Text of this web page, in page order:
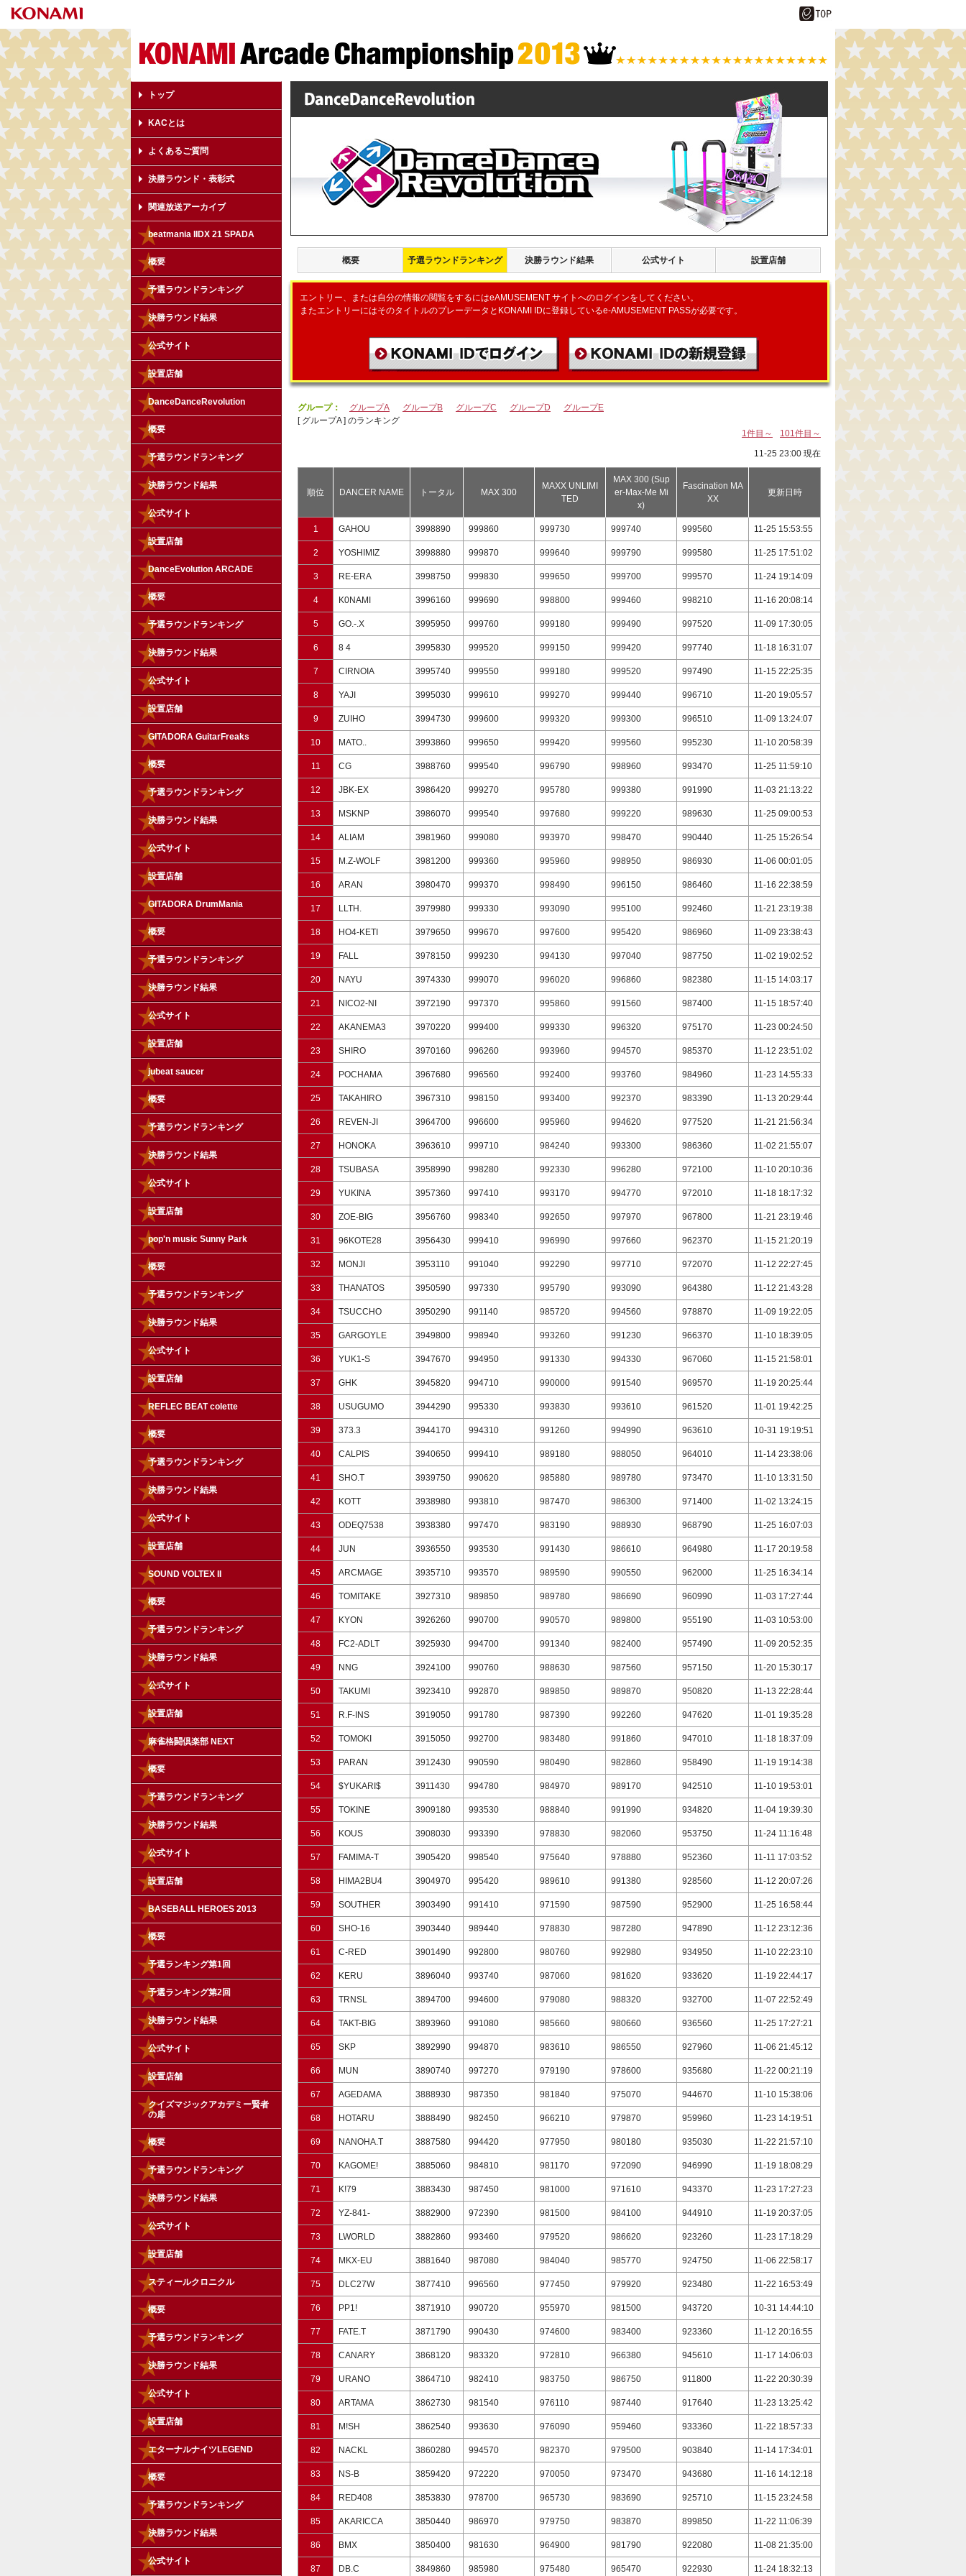
概要 予選ラウンドランキング 決勝ラウンド結果 公式サイト 設置店舗
エントリー、または自分の情報の閲覧をするにはeAMUSEMENT サイトへのログインをしてください。
またエントリーにはそのタイトルのプレーデータとKONAMI IDに登録しているe-AMUSEMENT PASSが必要です。
グループ： グループA グループB グループC グループD
グループE
[ グループA ] のランキング
1件目～
101件目～
11-25 23:00 現在
順位 DANCER NAME トータル MAX 300
MAXX UNLIMI
TED
MAX 300 (Sup
er-Max-Me Mi
x)
Fascination MA
XX
更新日時
1 GAHOU 3998890 999860 999730 999740 999560 11-25 15:53:55
2 YOSHIMIZ 3998880 999870 999640 999790 999580 11-25 17:51:02
3 RE-ERA 3998750 999830 999650 999700 999570 11-24 19:14:09
4 K0NAMI 3996160 999690 998800 999460 998210 11-16 20:08:14
5 GO.-.X 3995950 999760 999180 999490 997520 11-09 17:30:05
6 8 4 3995830 999520 999150 999420 997740 11-18 16:31:07
7 CIRNOIA 3995740 999550 999180 999520 997490 11-15 22:25:35
8 YAJI 3995030 999610 999270 999440 996710 11-20 19:05:57
9 ZUIHO 3994730 999600 999320 999300 996510 11-09 13:24:07
10 MATO.. 3993860 999650 999420 999560 995230 11-10 20:58:39
11 CG 3988760 999540 996790 998960 993470 11-25 11:59:10
12 JBK-EX 3986420 999270 995780 999380 991990 11-03 21:13:22
13 MSKNP 3986070 999540 997680 999220 989630 11-25 09:00:53
14 ALIAM 3981960 999080 993970 998470 990440 11-25 15:26:54
15 M.Z-WOLF 3981200 999360 995960 998950 986930 11-06 00:01:05
16 ARAN 3980470 999370 998490 996150 986460 11-16 22:38:59
17 LLTH. 3979980 999330 993090 995100 992460 11-21 23:19:38
18 HO4-KETI 3979650 999670 997600 995420 986960 11-09 23:38:43
19 FALL 3978150 999230 994130 997040 987750 11-02 19:02:52
20 NAYU 3974330 999070 996020 996860 982380 11-15 14:03:17
21 NICO2-NI 3972190 997370 995860 991560 987400 11-15 18:57:40
22 AKANEMA3 3970220 999400 999330 996320 975170 11-23 00:24:50
23 SHIRO 3970160 996260 993960 994570 985370 11-12 23:51:02
24 POCHAMA 3967680 996560 992400 993760 984960 11-23 14:55:33
25 TAKAHIRO 3967310 998150 993400 992370 983390 11-13 20:29:44
26 REVEN-JI 3964700 996600 995960 994620 977520 11-21 21:56:34
27 HONOKA 3963610 999710 984240 993300 986360 11-02 21:55:07
28 TSUBASA 3958990 998280 992330 996280 972100 11-10 20:10:36
29 YUKINA 3957360 997410 993170 994770 972010 11-18 18:17:32
30 ZOE-BIG 3956760 998340 992650 997970 967800 11-21 23:19:46
31 96KOTE28 3956430 999410 996990 997660 962370 11-15 21:20:19
32 MONJI 3953110 991040 992290 997710 972070 11-12 22:27:45
33 THANATOS 3950590 997330 995790 993090 964380 11-12 21:43:28
34 TSUCCHO 3950290 991140 985720 994560 978870 11-09 19:22:05
35 GARGOYLE 3949800 998940 993260 991230 966370 11-10 18:39:05
36 YUK1-S 3947670 994950 991330 994330 967060 11-15 21:58:01
37 GHK 3945820 994710 990000 991540 969570 11-19 20:25:44
38 USUGUMO 3944290 995330 993830 993610 961520 11-01 19:42:25
39 373.3 3944170 994310 991260 994990 963610 10-31 19:19:51
40 CALPIS 3940650 999410 989180 988050 964010 11-14 23:38:06
41 SHO.T 3939750 990620 985880 989780 973470 11-10 13:31:50
42 KOTT 3938980 993810 987470 986300 971400 11-02 13:24:15
43 ODEQ7538 3938380 997470 983190 988930 968790 11-25 16:07:03
44 JUN 3936550 993530 991430 986610 964980 11-17 20:19:58
45 ARCMAGE 3935710 993570 989590 990550 962000 11-25 16:34:14
46 TOMITAKE 3927310 989850 989780 986690 960990 11-03 17:27:44
47 KYON 3926260 990700 990570 989800 955190 11-03 10:53:00
48 FC2-ADLT 3925930 994700 991340 982400 957490 11-09 20:52:35
49 NNG 3924100 990760 988630 987560 957150 11-20 15:30:17
50 TAKUMI 3923410 992870 989850 989870 950820 11-13 22:28:44
51 R.F-INS 3919050 991780 987390 992260 947620 11-01 19:35:28
52 TOMOKI 3915050 992700 983480 991860 947010 11-18 18:37:09
53 PARAN 3912430 990590 980490 982860 958490 11-19 19:14:38
54 $YUKARI$ 3911430 994780 984970 989170 942510 11-10 19:53:01
55 TOKINE 3909180 993530 988840 991990 934820 11-04 19:39:30
56 KOUS 3908030 993390 978830 982060 953750 11-24 11:16:48
57 FAMIMA-T 3905420 998540 975640 978880 952360 11-11 17:03:52
58 HIMA2BU4 3904970 995420 989610 991380 928560 11-12 20:07:26
59 SOUTHER 3903490 991410 971590 987590 952900 11-25 16:58:44
60 SHO-16 3903440 989440 978830 987280 947890 11-12 23:12:36
61 C-RED 3901490 992800 980760 992980 934950 11-10 22:23:10
62 KERU 3896040 993740 987060 981620 933620 11-19 22:44:17
63 TRNSL 3894700 994600 979080 988320 932700 11-07 22:52:49
64 TAKT-BIG 3893960 991080 985660 980660 936560 11-25 17:27:21
65 SKP 3892990 994870 983610 986550 927960 11-06 21:45:12
66 MUN 3890740 997270 979190 978600 935680 11-22 00:21:19
67 AGEDAMA 3888930 987350 981840 975070 944670 11-10 15:38:06
68 HOTARU 3888490 982450 966210 979870 959960 11-23 14:19:51
69 NANOHA.T 3887580 994420 977950 980180 935030 11-22 21:57:10
70 KAGOME! 3885060 984810 981170 972090 946990 11-19 18:08:29
71 K!79 3883430 987450 981000 971610 943370 11-23 17:27:23
72 YZ-841- 3882900 972390 981500 984100 944910 11-19 20:37:05
73 LWORLD 3882860 993460 979520 986620 923260 11-23 17:18:29
74 MKX-EU 3881640 987080 984040 985770 924750 11-06 22:58:17
75 DLC27W 3877410 996560 977450 979920 923480 11-22 16:53:49
76 PP1! 3871910 990720 955970 981500 943720 10-31 14:44:10
77 FATE.T 3871790 990430 974600 983400 923360 11-12 20:16:55
78 CANARY 3868120 983320 972810 966380 945610 11-17 14:06:03
79 URANO 3864710 982410 983750 986750 911800 11-22 20:30:39
80 ARTAMA 3862730 981540 976110 987440 917640 11-23 13:25:42
81 M!SH 3862540 993630 976090 959460 933360 11-22 18:57:33
82 NACKL 3860280 994570 982370 979500 903840 11-14 17:34:01
83 NS-B 3859420 972220 970050 973470 943680 11-16 14:12:18
84 RED408 3853830 978700 965730 983690 925710 11-15 23:24:58
85 AKARICCA 3850440 986970 979750 983870 899850 11-22 11:06:39
86 BMX 3850400 981630 964900 981790 922080 11-08 21:35:00
87 DB.C 3849860 985980 975480 965470 922930 11-24 18:32:13
トップ
KACとは
よくあるご質問
決勝ラウンド・表彰式
関連放送アーカイブ
beatmania IIDX 21 SPADA
概要
予選ラウンドランキング
決勝ラウンド結果
公式サイト
設置店舗
DanceDanceRevolution
概要
予選ラウンドランキング
決勝ラウンド結果
公式サイト
設置店舗
DanceEvolution ARCADE
概要
予選ラウンドランキング
決勝ラウンド結果
公式サイト
設置店舗
GITADORA GuitarFreaks
概要
予選ラウンドランキング
決勝ラウンド結果
公式サイト
設置店舗
GITADORA DrumMania
概要
予選ラウンドランキング
決勝ラウンド結果
公式サイト
設置店舗
jubeat saucer
概要
予選ラウンドランキング
決勝ラウンド結果
公式サイト
設置店舗
pop'n music Sunny Park
概要
予選ラウンドランキング
決勝ラウンド結果
公式サイト
設置店舗
REFLEC BEAT colette
概要
予選ラウンドランキング
決勝ラウンド結果
公式サイト
設置店舗
SOUND VOLTEX II
概要
予選ラウンドランキング
決勝ラウンド結果
公式サイト
設置店舗
麻雀格闘倶楽部 NEXT
概要
予選ラウンドランキング
決勝ラウンド結果
公式サイト
設置店舗
BASEBALL HEROES 2013
概要
予選ランキング第1回
予選ランキング第2回
決勝ラウンド結果
公式サイト
設置店舗
クイズマジックアカデミー賢者
の扉
概要
予選ラウンドランキング
決勝ラウンド結果
公式サイト
設置店舗
スティールクロニクル
概要
予選ラウンドランキング
決勝ラウンド結果
公式サイト
設置店舗
エターナルナイツLEGEND
概要
予選ラウンドランキング
決勝ラウンド結果
公式サイト